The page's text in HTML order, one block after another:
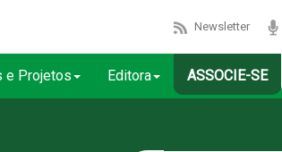
Newsletter
e Projetos Editora ASSOCIE-SE